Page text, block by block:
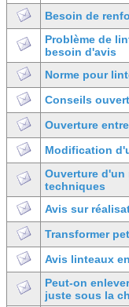
Besoin de
Problème de
besoin d'avis
Norme pour
Conseils
Ouverture
Modification
Ouverture d'un
techniques
Avis sur
Transformer
Avis linteaux
Peut-on
juste sous la